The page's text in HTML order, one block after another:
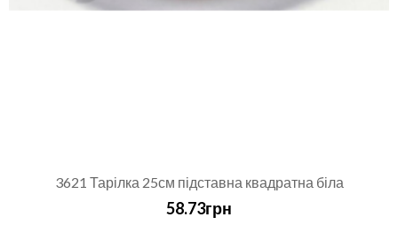
3621 Тарілка 25см підставна квадратна біла
58.73грн